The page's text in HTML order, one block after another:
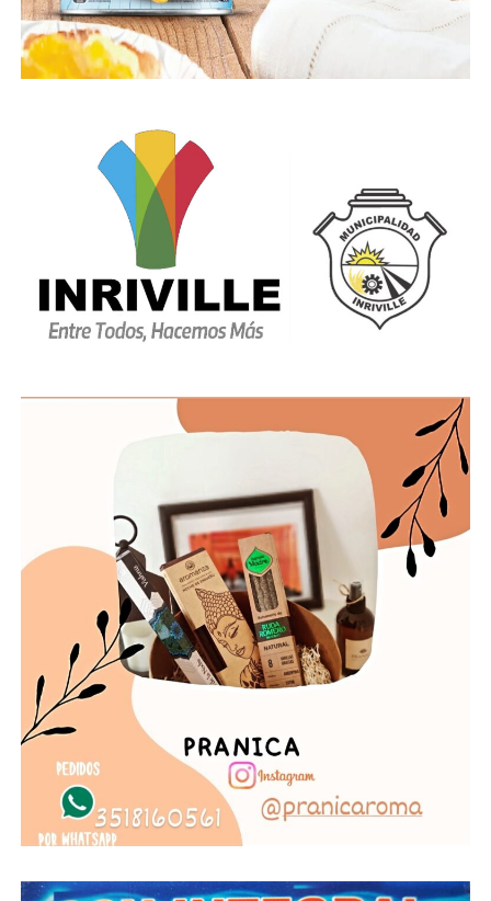
provincia de Santa Fe y Mendoza que fueron
detectados en Cerro Azul, Río Cuarto y Córdoba
Capital.